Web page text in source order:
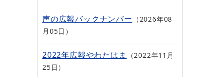
声の広報バックナンバー
2026年08
月05日
2022年広報やわたはま
2022年11月
25日